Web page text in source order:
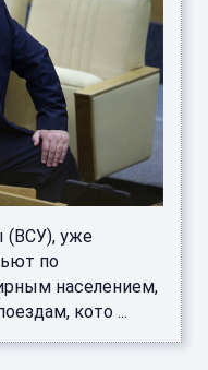
(ВСУ), уже
по
населением,
кото ...